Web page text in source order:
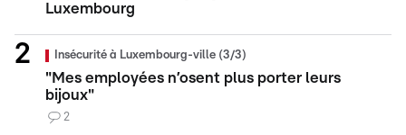
Luxembourg
Insécurité à Luxembourg-ville (3/3)
"Mes employées n’osent plus porter leurs
bijoux"
2